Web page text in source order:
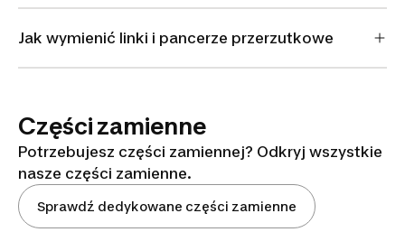
Jak wymienić linki i pancerze przerzutkowe
Części zamienne
Potrzebujesz części zamiennej? Odkryj wszystkie
nasze części zamienne.
Sprawdź dedykowane części zamienne